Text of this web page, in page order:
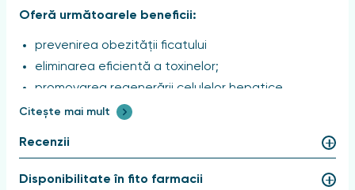
Oferă următoarele beneficii:
prevenirea obezității ficatului
eliminarea eficientă a toxinelor;
promovarea regenerării celulelor hepatice.
Componentele active ale medicamentului
îndeplinesc următoarele funcții:
organism, are un efect protector și detoxifiant,
Citește mai mult
Recenzii
Disponibilitate în fito farmacii